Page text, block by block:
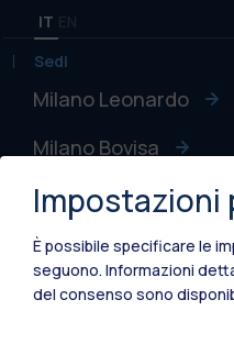
IT
Sedi
Milano Leonardo
Milano Bovisa
Cremona
Lecco
Mantova
Impostazioni
È possibile specificare le
seguono. Informazioni
del consenso sono